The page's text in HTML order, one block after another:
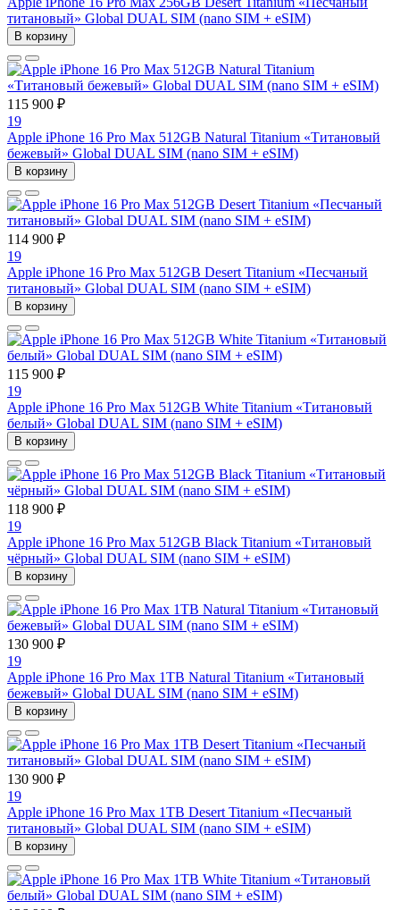
титановый» Global DUAL SIM (nano SIM + eSIM)
В корзину
115 900 ₽
19
Apple iPhone 16 Pro Max 512GB Natural Titanium «Tитановый
бежевый» Global DUAL SIM (nano SIM + eSIM)
В корзину
114 900 ₽
19
Apple iPhone 16 Pro Max 512GB Desert Titanium «Песчаный
титановый» Global DUAL SIM (nano SIM + eSIM)
В корзину
115 900 ₽
19
Apple iPhone 16 Pro Max 512GB White Titanium «Титановый
белый» Global DUAL SIM (nano SIM + eSIM)
В корзину
118 900 ₽
19
Apple iPhone 16 Pro Max 512GB Black Titanium «Титановый
чёрный» Global DUAL SIM (nano SIM + eSIM)
В корзину
130 900 ₽
19
Apple iPhone 16 Pro Max 1TB Natural Titanium «Tитановый
бежевый» Global DUAL SIM (nano SIM + eSIM)
В корзину
130 900 ₽
19
Apple iPhone 16 Pro Max 1TB Desert Titanium «Песчаный
титановый» Global DUAL SIM (nano SIM + eSIM)
В корзину